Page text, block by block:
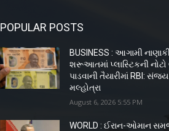
POPULAR POSTS
BUSINESS : આગામી
શરૂઆતમાં પ્લાસ્ટિકની નોટો
પાડવાની તૈયારીમાં RBI: સંજય
મલ્હોત્રા
August 6, 2026 5:55 PM
WORLD : ઈરાન-ઓમાન